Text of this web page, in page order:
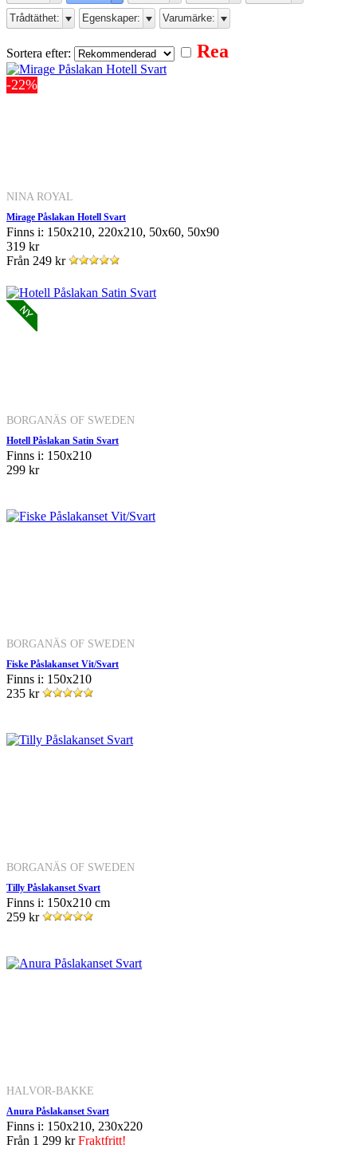
Trådtäthet: Egenskaper: Varumärke:
Sortera efter: Rea
-22%
NINA ROYAL
Mirage Påslakan Hotell Svart
Finns i: 150x210, 220x210, 50x60, 50x90
319 kr
Från 249 kr
BORGANÄS OF SWEDEN
Hotell Påslakan Satin Svart
Finns i: 150x210
299 kr
BORGANÄS OF SWEDEN
Fiske Påslakanset Vit/Svart
Finns i: 150x210
235 kr
BORGANÄS OF SWEDEN
Tilly Påslakanset Svart
Finns i: 150x210 cm
259 kr
HALVOR-BAKKE
Anura Påslakanset Svart
Finns i: 150x210, 230x220
Från 1 299 krFraktfritt!